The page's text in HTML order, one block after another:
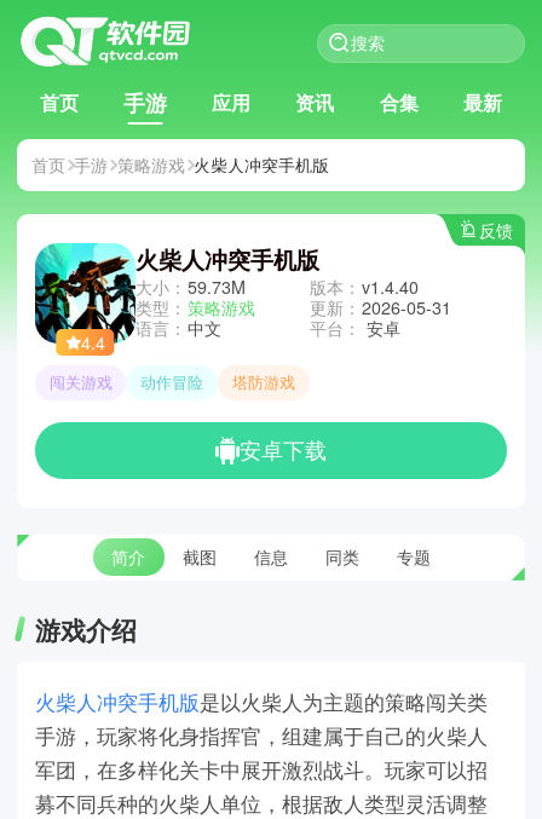
首页 手游 应用 资讯 合集 最新
首页 手游 策略游戏 火柴人冲突手机版
反馈
4.4
火柴人冲突手机版
大小： 59.73M
类型： 策略游戏
语言： 中文
版本： v1.4.40
更新： 2026-05-31
平台： 安卓
闯关游戏 动作冒险 塔防游戏
安卓下载
简介 截图 信息 同类 专题
游戏介绍
火柴人冲突手机版是以火柴人为主题的策略闯关类
手游，玩家将化身指挥官，组建属于自己的火柴人
军团，在多样化关卡中展开激烈战斗。玩家可以招
募不同兵种的火柴人单位，根据敌人类型灵活调整